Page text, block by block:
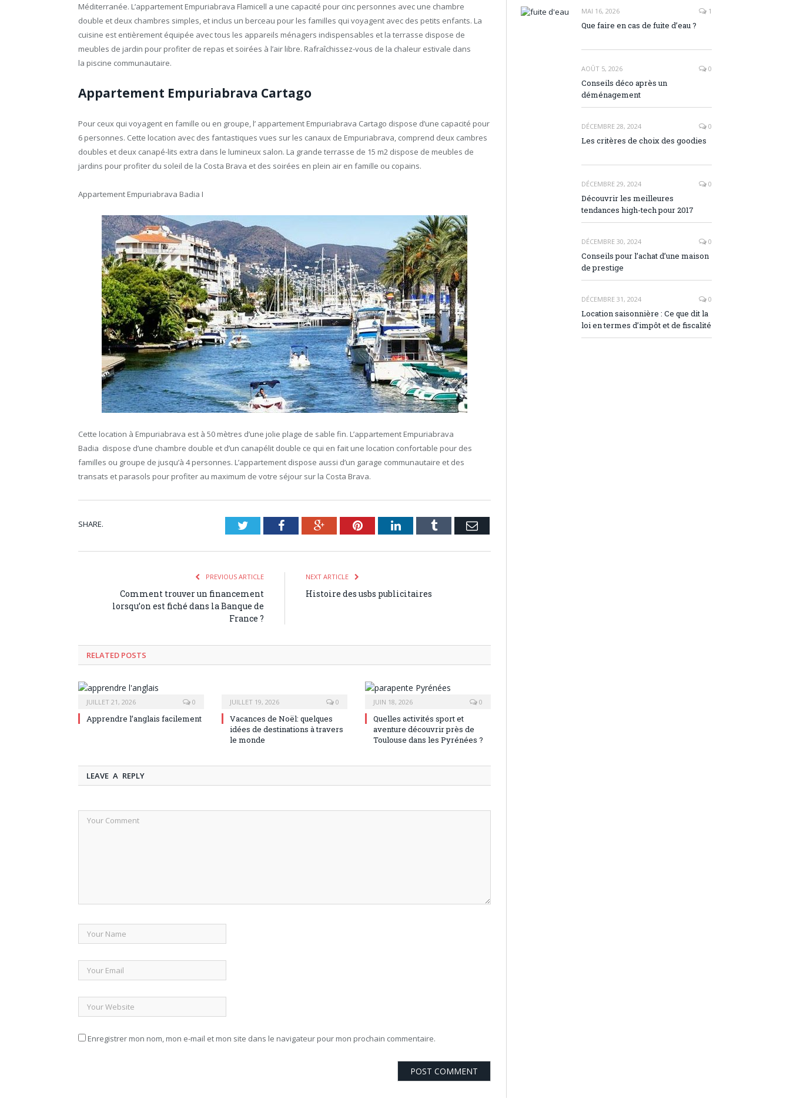
Méditerranée. L’appartement Empuriabrava Flamicell a une capacité pour cinc personnes avec une chambre
double et deux chambres simples, et inclus un berceau pour les familles qui voyagent avec des petits enfants. La
cuisine est entièrement équipée avec tous les appareils ménagers indispensables et la terrasse dispose de
meubles de jardin pour profiter de repas et soirées à l’air libre. Rafraîchissez-vous de la chaleur estivale dans
la piscine communautaire.
Appartement Empuriabrava Cartago
Pour ceux qui voyagent en famille ou en groupe, l’ appartement Empuriabrava Cartago dispose d’une capacité pour
6 personnes. Cette location avec des fantastiques vues sur les canaux de Empuriabrava, comprend deux cambres
doubles et deux canapé-lits extra dans le lumineux salon. La grande terrasse de 15 m2 dispose de meubles de
jardins pour profiter du soleil de la Costa Brava et des soirées en plein air en famille ou copains.
Appartement Empuriabrava Badia I
Cette location à Empuriabrava est à 50 mètres d’une jolie plage de sable fin. L’appartement Empuriabrava
Badia dispose d’une chambre double et d’un canapélit double ce qui en fait une location confortable pour des
familles ou groupe de jusqu’à 4 personnes. L’appartement dispose aussi d’un garage communautaire et des
transats et parasols pour profiter au maximum de votre séjour sur la Costa Brava.
SHARE. TwitterFacebookGoogle+PinterestLinkedInTumblr Email
PREVIOUS ARTICLE
Comment trouver un financement
lorsqu’on est fiché dans la Banque de
France ?
NEXT ARTICLE
Histoire des usbs publicitaires
RELATED POSTS
JUILLET 21, 2026 0
Apprendre l’anglais facilement
JUILLET 19, 2026 0
Vacances de Noël: quelques
idées de destinations à travers
le monde
JUIN 18, 2026 0
Quelles activités sport et
aventure découvrir près de
Toulouse dans les Pyrénées ?
LEAVE A REPLY
Enregistrer mon nom, mon e-mail et mon site dans le navigateur pour mon prochain commentaire.
MAI 16, 2026 1
Que faire en cas de fuite d’eau ?
AOÛT 5, 2026 0
Conseils déco après un
déménagement
DÉCEMBRE 28, 2024 0
Les critères de choix des goodies
DÉCEMBRE 29, 2024 0
Découvrir les meilleures
tendances high-tech pour 2017
DÉCEMBRE 30, 2024 0
Conseils pour l’achat d’une maison
de prestige
DÉCEMBRE 31, 2024 0
Location saisonnière : Ce que dit la
loi en termes d’impôt et de fiscalité